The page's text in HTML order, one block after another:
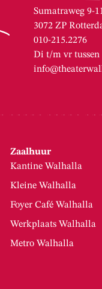
Sumatraweg 9-
3072 ZP
010-215.2276
Di t/m vr tussen
Zaalhuur
Kantine Walhalla
Kleine Walhalla
Foyer Café Walhalla
Werkplaats Walhalla
Metro Walhalla